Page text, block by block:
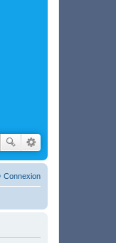
Connexion